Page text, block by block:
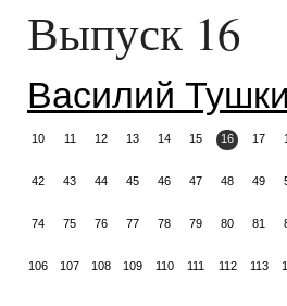
Выпуск 16
Василий
10 11 12 13 14 15 16 17
42 43 44 45 46 47 48 49
74 75 76 77 78 79 80 81
106 107 108 109 110 111 112 113